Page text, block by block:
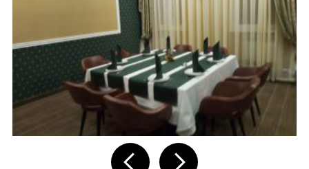
КОНТАКТНАЯ
ИНФОРМАЦИЯ
г. Красногорск, рп. Нахабино, ул.
Панфилова, д.30
(вход между зданиями)
+7 (906) 079-55-19||+7 (906)
079-55-15